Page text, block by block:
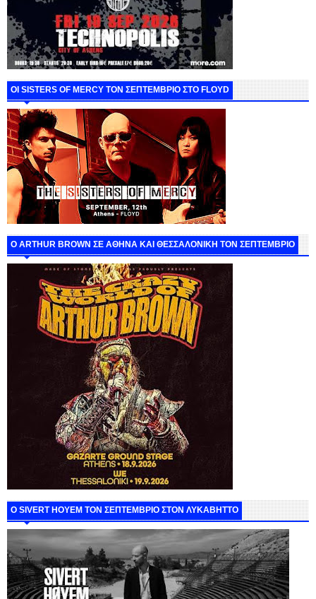
ΟΙ SISTERS OF MERCY ΤΟΝ ΣΕΠΤΕΜΒΡΙΟ ΣΤΟ FLOYD
O ARTHUR BROWN ΣΕ ΑΘΗΝΑ ΚΑΙ ΘΕΣΣΑΛΟΝΙΚΗ ΤΟΝ ΣΕΠΤΕΜΒΡΙΟ
Ο SIVERT HOYEM ΤΟΝ ΣΕΠΤΕΜΒΡΙΟ ΣΤΟΝ ΛΥΚΑΒΗΤΤΟ